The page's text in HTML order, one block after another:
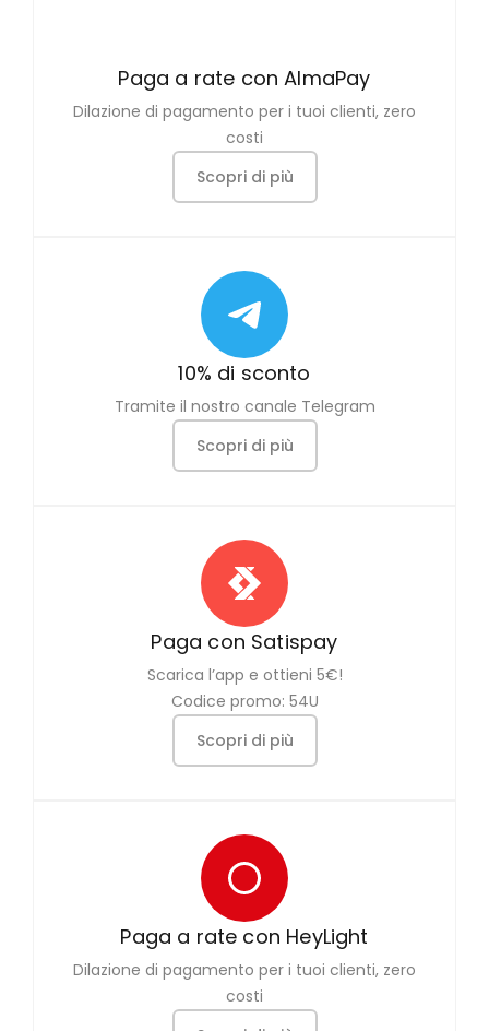
Paga a rate con AlmaPay
Dilazione di pagamento per i tuoi clienti, zero
costi
Scopri di più
10% di sconto
Tramite il nostro canale Telegram
Scopri di più
Paga con Satispay
Scarica l’app e ottieni 5€!
Codice promo: 54U
Scopri di più
Paga a rate con HeyLight
Dilazione di pagamento per i tuoi clienti, zero
costi